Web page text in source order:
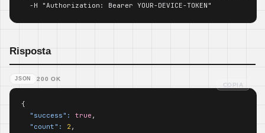
  -H "Authorization: Bearer YOUR-DEVICE-TOKEN"
Risposta
JSON 200 OK
{
"success":
true ,
"count":
2 ,
COPIA